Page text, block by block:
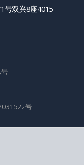
号双兴8座4015
号